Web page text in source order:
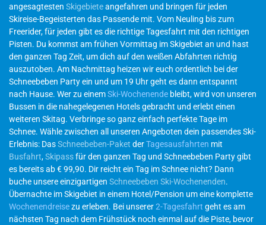
angesagtesten Skigebieteangefahren und bringen für jeden
Skireise-Begeisterten das Passende mit. Vom Neuling bis zum
Freerider, für jeden gibt es die richtige Tagesfahrt mit den richtigen
Pisten. Du kommst am frühen Vormittag im Skigebiet an und hast
den ganzen Tag Zeit, um dich auf den weißen Abfahrten richtig
auszutoben. Am Nachmittag heizen wir euch ordentlich bei der
Schneebeben Party ein und um 19 Uhr geht es dann entspannt
nach Hause. Wer zu einemSki-Wochenende bleibt, wird von unseren
Bussen in die nahegelegenen Hotels gebracht und erlebt einen
weiteren Skitag. Verbringe so ganz einfach perfekte Tage im
Schnee. Wähle zwischen all unseren Angeboten dein passendes Ski-
Erlebnis: DasSchneebeben-Paket derTagesausfahrten mit
Busfahrt,Skipassfür den ganzen Tag und Schneebeben Party gibt
es bereits ab € 99,90. Dir reicht ein Tag im Schnee nicht? Dann
buche unsere einzigartigen Schneebeben Ski-Wochenenden.
Übernachte im Skigebiet in einem Hotel/Pension um eine komplette
Wochenendreisezu erleben. Bei unserer2-Tagesfahrt geht es am
nächsten Tag nach dem Frühstück noch einmal auf die Piste, bevor